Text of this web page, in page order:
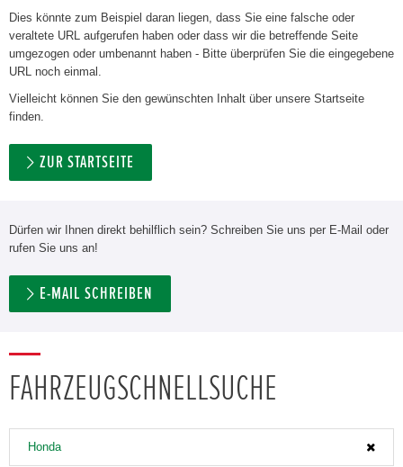
Unser Autohaus
Dies könnte zum Beispiel daran liegen, dass Sie eine falsche oder
veraltete URL aufgerufen haben oder dass wir die betreffende Seite
umgezogen oder umbenannt haben - Bitte überprüfen Sie die eingegebene
URL noch einmal.
Vielleicht können Sie den gewünschten Inhalt über unsere Startseite
finden.
ZUR STARTSEITE
Dürfen wir Ihnen direkt behilflich sein? Schreiben Sie uns per E-Mail oder
rufen Sie uns an!
E-MAIL SCHREIBEN
FAHRZEUGSCHNELLSUCHE
Honda